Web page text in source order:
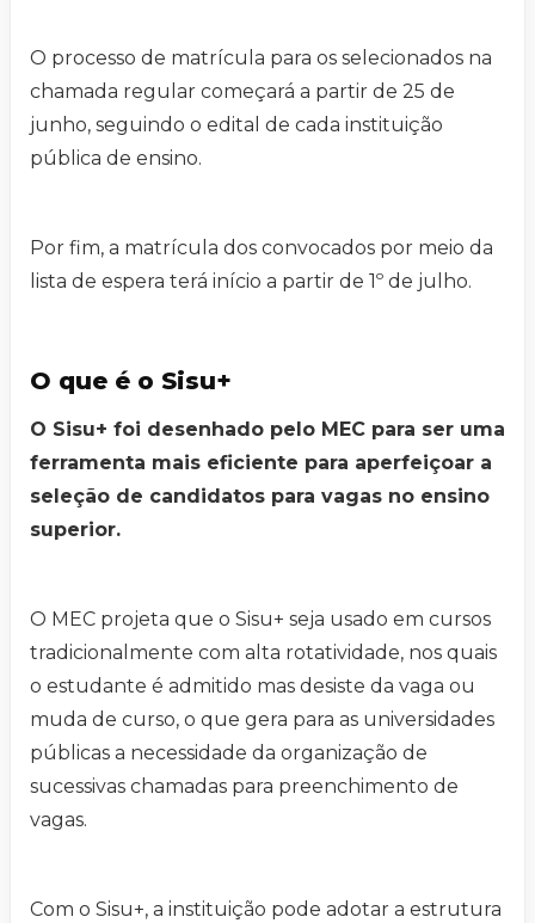
O processo de matrícula para os selecionados na
chamada regular começará a partir de 25 de
junho, seguindo o edital de cada instituição
pública de ensino.
Por fim, a matrícula dos convocados por meio da
lista de espera terá início a partir de 1º de julho.
O que é o Sisu+
O Sisu+ foi desenhado pelo MEC para ser uma
ferramenta mais eficiente para aperfeiçoar a
seleção de candidatos para vagas no ensino
superior.
O MEC projeta que o Sisu+ seja usado em cursos
tradicionalmente com alta rotatividade, nos quais
o estudante é admitido mas desiste da vaga ou
muda de curso, o que gera para as universidades
públicas a necessidade da organização de
sucessivas chamadas para preenchimento de
vagas.
Com o Sisu+, a instituição pode adotar a estrutura